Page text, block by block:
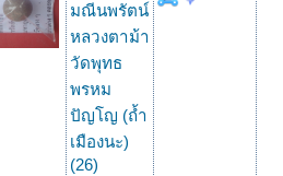
มณีนพรัตน์
หลวงตาม้า
วัดพุทธ
พรหม
ปัญโญ (ถ้ำ
เมืองนะ)
(26)